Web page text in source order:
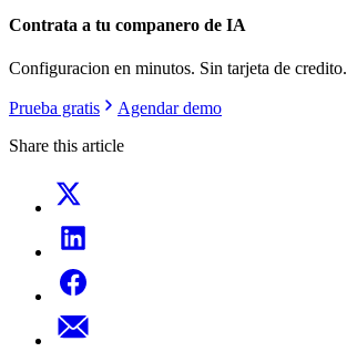
Contrata a tu companero de IA
Configuracion en minutos. Sin tarjeta de credito.
Prueba gratis
Agendar demo
Share this article